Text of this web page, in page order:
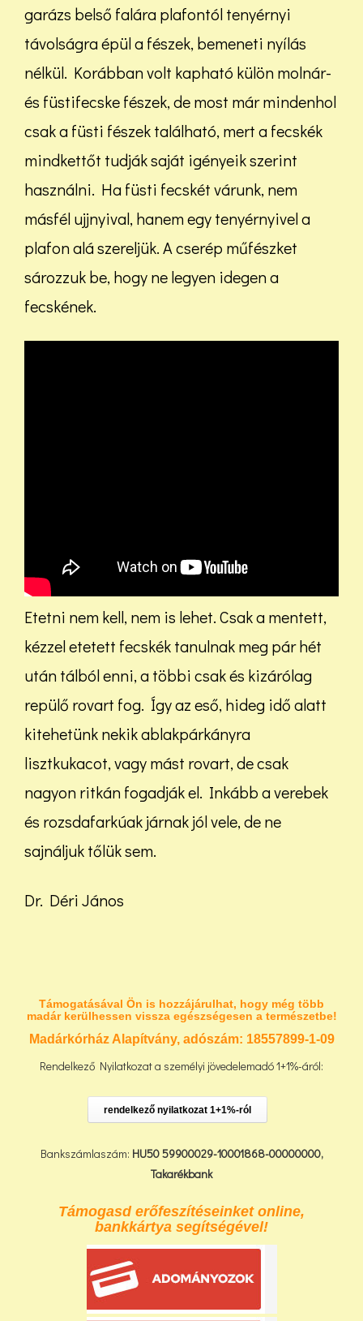
garázs belső falára plafontól tenyérnyi
távolságra épül a fészek, bemeneti nyílás
nélkül. Korábban volt kapható külön molnár-
és füstifecske fészek, de most már mindenhol
csak a füsti fészek található, mert a fecskék
mindkettőt tudják saját igényeik szerint
használni. Ha füsti fecskét várunk, nem
másfél ujjnyival, hanem egy tenyérnyivel a
plafon alá szereljük. A cserép műfészket
sározzuk be, hogy ne legyen idegen a
fecskének.
Etetni nem kell, nem is lehet. Csak a mentett,
kézzel etetett fecskék tanulnak meg pár hét
után tálból enni, a többi csak és kizárólag
repülő rovart fog. Így az eső, hideg idő alatt
kitehetünk nekik ablakpárkányra
lisztkukacot, vagy mást rovart, de csak
nagyon ritkán fogadják el. Inkább a verebek
és rozsdafarkúak járnak jól vele, de ne
sajnáljuk tőlük sem.
Dr. Déri János
Támogatásával Ön is hozzájárulhat, hogy még több
madár kerülhessen vissza egészségesen a természetbe!
Madárkórház Alapítvány, adószám: 18557899-1-09
Rendelkező Nyilatkozat a személyi jövedelemadó 1+1%-áról:
rendelkező nyilatkozat 1+1%-ról
Bankszámlaszám: HU50 59900029-10001868-00000000,
Takarékbank
Támogasd erőfeszítéseinket online,
bankkártya segítségével!